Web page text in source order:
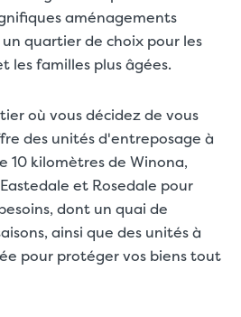
aménagements
quartier de choix pour les
les familles plus âgées.
où vous décidez de vous
des unités d'entreposage à
10 kilomètres de Winona,
et Rosedale pour
dont un quai de
ainsi que des unités à
pour protéger vos biens tout